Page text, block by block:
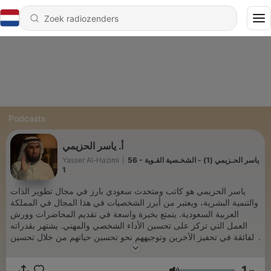
Podcasts
أ. ياسر الحزيمي
Yasser Al-Hazimi
56 - ياسر الحـزيمي (1) - الشخـصية القـوية
1
ياسر الحزيمي هو كاتب ومتحدث سعودي بارز في مجال تطوير الذات
والتنمية البشرية، ويعتبر من أبرز الشخصيات في هذا المجال في المملكة
العربية السعودية. يتمتع بخبرة واسعة في تقديم المحاضرات وورش
العمل التي تركز على تحسين الأداء الشخصي والمهني. يشتهر بقدراته
الفائقة في تحفيز الآخرين وتوجيههم نحو تحسين حياتهم من خلال تحسين
مهاراتهم الذاتية وتطوير قدراتهم. يتمتع بأسلوب مميز يجمع بين التحليل